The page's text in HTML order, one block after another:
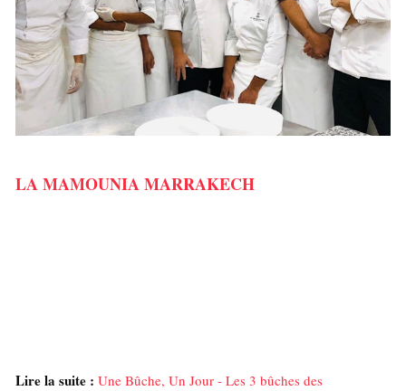
LA MAMOUNIA MARRAKECH
Lire la suite : Une Bûche, Un Jour - Les 3 bûches des